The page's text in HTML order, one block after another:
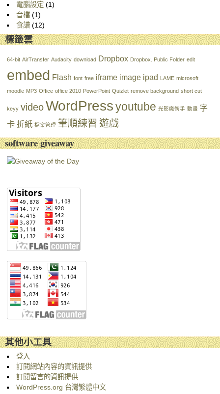
電腦設定 (1)
音檔 (1)
食譜 (12)
標籤雲
64-bit AirTransfer Audacity download Dropbox Dropbox. Public Folder edit
embed Flash font free iframe image ipad LAME microsoft
moodle MP3 Office office 2010 PowerPoint Quizlet remove background short cut
keyy videoWordPress youtube 光影魔術手 動畫 字
卡 折紙 檔案管理 筆順練習 遊戲
software giveaway
其他小工具
登入
訂閱網站內容的資訊提供
訂閱留言的資訊提供
WordPress.org 台灣繁體中文